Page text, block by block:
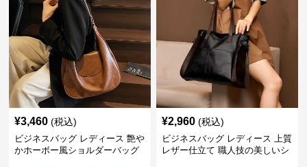
¥3,460 (税込)
ビジネスバッグ レディース 艶や
かホーボー風ショルダーバッグ
¥2,960 (税込)
ビジネスバッグ レディース 上質
レザー仕立て 職人技の美しいシ